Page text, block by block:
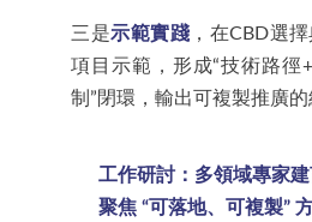
三是示範實踐 ，在CBD選
項目示範，形成“技術路徑
制”閉環，輸出可複製推廣的
工作研討：多領域專家建
聚焦 “可落地、可複製”